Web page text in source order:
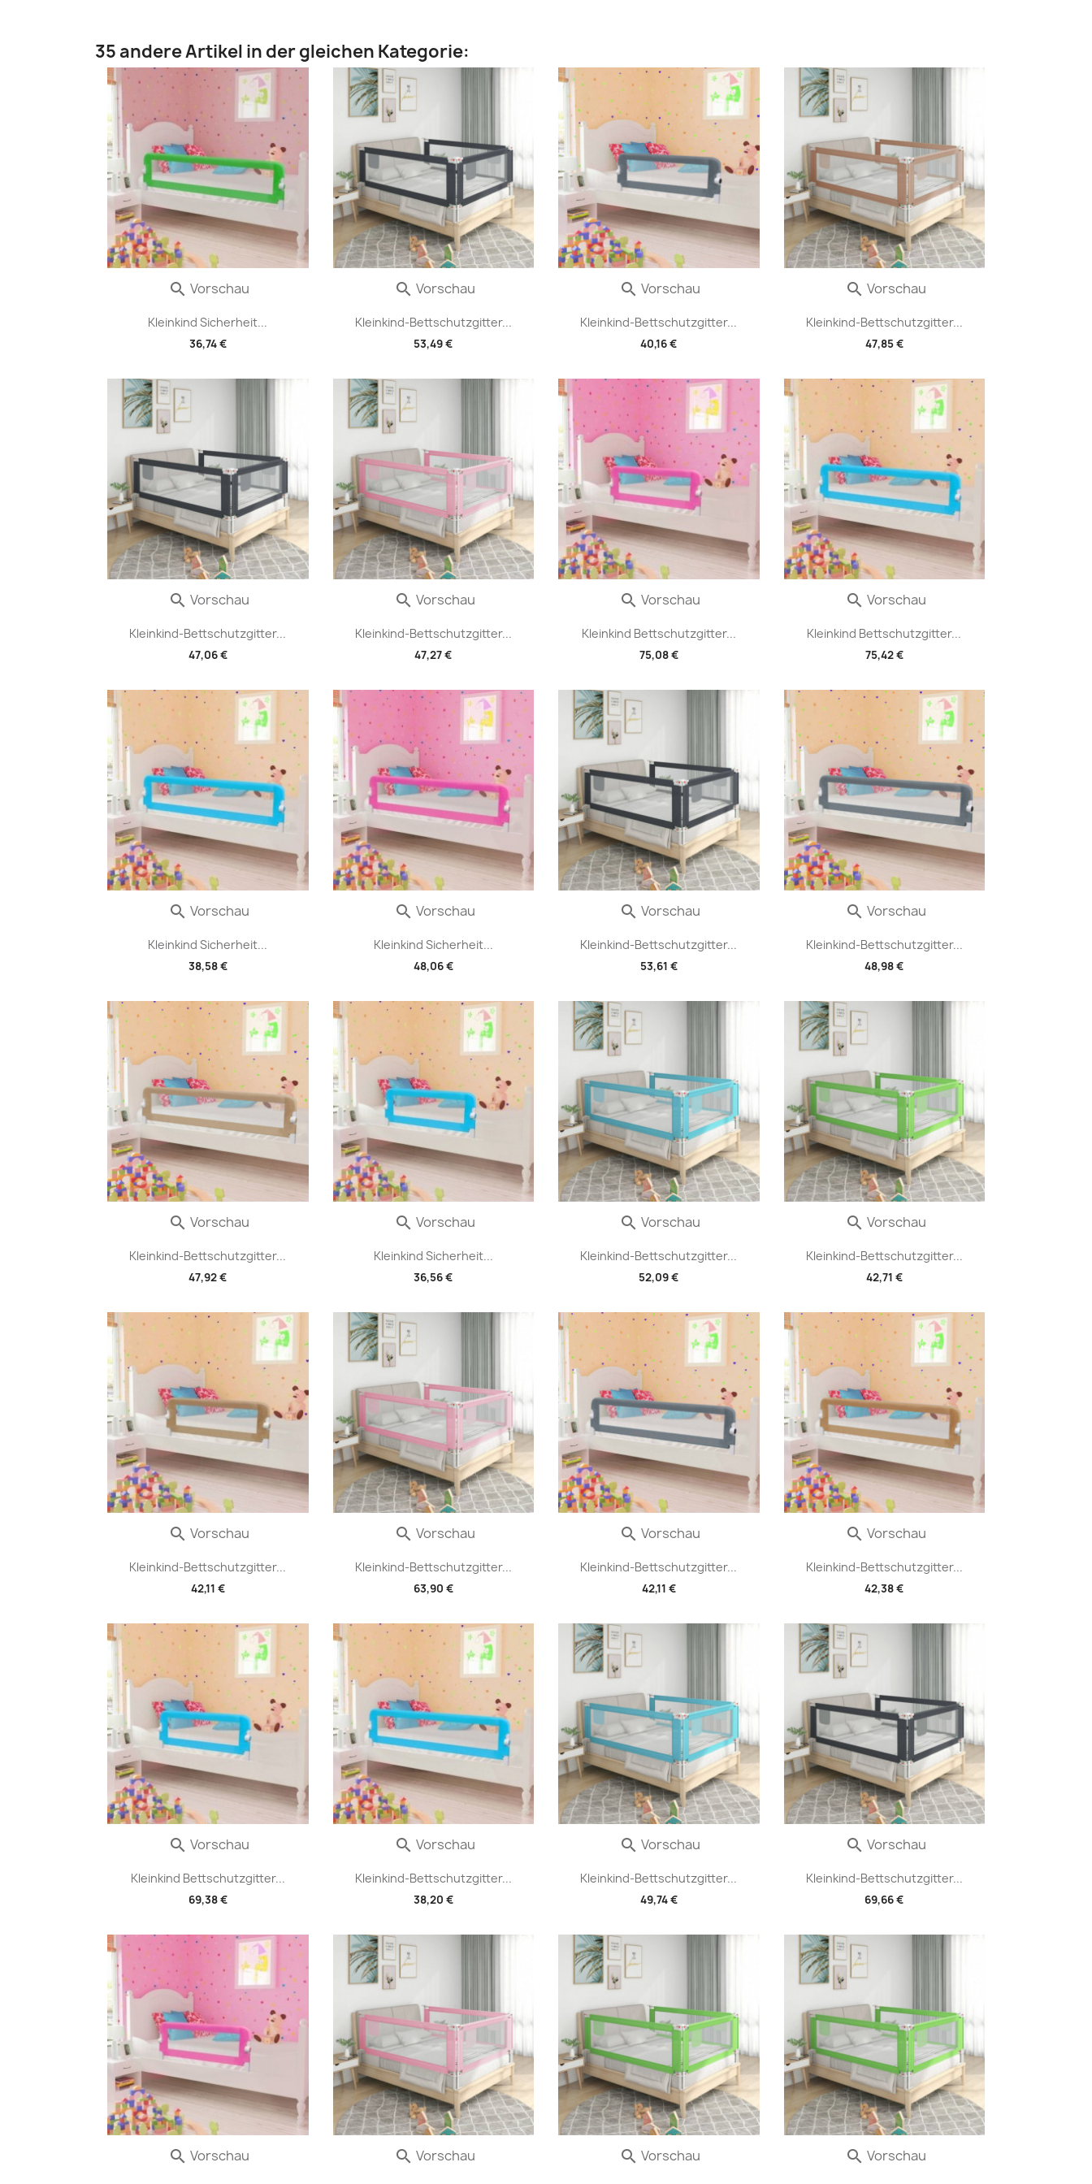
35 andere Artikel in der gleichen Kategorie:
Kleinkind Sicherheit...
36,74 €
 Vorschau
Kleinkind-Bettschutzgitter...
53,49 €
 Vorschau
Kleinkind-Bettschutzgitter...
40,16 €
 Vorschau
Kleinkind-Bettschutzgitter...
47,85 €
 Vorschau
Kleinkind-Bettschutzgitter...
47,06 €
 Vorschau
Kleinkind-Bettschutzgitter...
47,27 €
 Vorschau
Kleinkind Bettschutzgitter...
75,08 €
 Vorschau
Kleinkind Bettschutzgitter...
75,42 €
 Vorschau
Kleinkind Sicherheit...
38,58 €
 Vorschau
Kleinkind Sicherheit...
48,06 €
 Vorschau
Kleinkind-Bettschutzgitter...
53,61 €
 Vorschau
Kleinkind-Bettschutzgitter...
48,98 €
 Vorschau
Kleinkind-Bettschutzgitter...
47,92 €
 Vorschau
Kleinkind Sicherheit...
36,56 €
 Vorschau
Kleinkind-Bettschutzgitter...
52,09 €
 Vorschau
Kleinkind-Bettschutzgitter...
42,71 €
 Vorschau
Kleinkind-Bettschutzgitter...
42,11 €
 Vorschau
Kleinkind-Bettschutzgitter...
63,90 €
 Vorschau
Kleinkind-Bettschutzgitter...
42,11 €
 Vorschau
Kleinkind-Bettschutzgitter...
42,38 €
 Vorschau
Kleinkind Bettschutzgitter...
69,38 €
 Vorschau
Kleinkind-Bettschutzgitter...
38,20 €
 Vorschau
Kleinkind-Bettschutzgitter...
49,74 €
 Vorschau
Kleinkind-Bettschutzgitter...
69,66 €
 Vorschau
 Vorschau  Vorschau  Vorschau  Vorschau